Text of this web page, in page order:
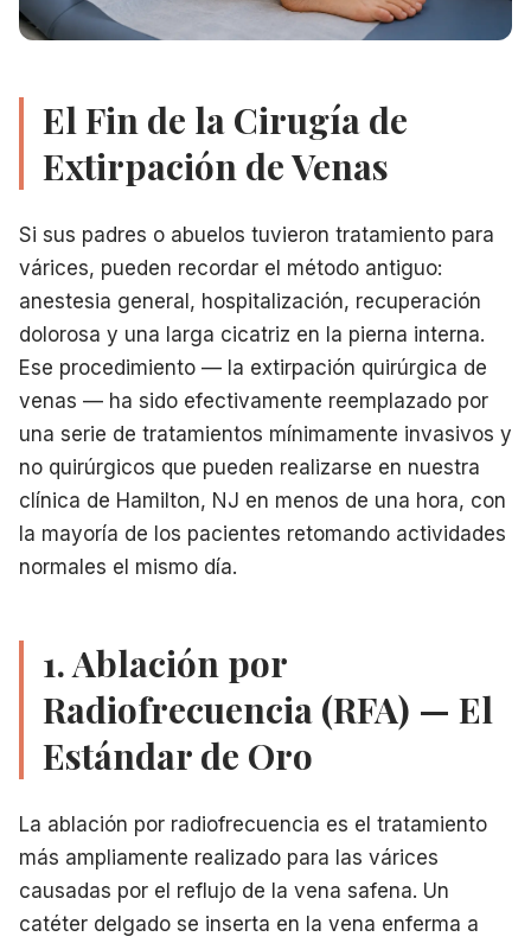
El Fin de la Cirugía de
Extirpación de Venas
Si sus padres o abuelos tuvieron tratamiento para
várices, pueden recordar el método antiguo:
anestesia general, hospitalización, recuperación
dolorosa y una larga cicatriz en la pierna interna.
Ese procedimiento — la extirpación quirúrgica de
venas — ha sido efectivamente reemplazado por
una serie de tratamientos mínimamente invasivos y
no quirúrgicos que pueden realizarse en nuestra
clínica de Hamilton, NJ en menos de una hora, con
la mayoría de los pacientes retomando actividades
normales el mismo día.
1. Ablación por
Radiofrecuencia (RFA) — El
Estándar de Oro
La ablación por radiofrecuencia es el tratamiento
más ampliamente realizado para las várices
causadas por el reflujo de la vena safena. Un
catéter delgado se inserta en la vena enferma a